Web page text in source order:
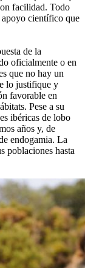
facilidad. Todo
científico que
de la
oficialmente o en
que no hay un
lo justifique y
favorable en
Pese a su
ibéricas de lobo
años y, de
endogamia. La
poblaciones hasta